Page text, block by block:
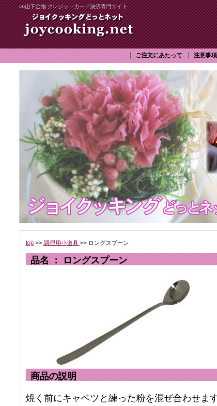
㈱山下金物 クレジットカード決済専門サイト
ご注文にあたって 注意事項
top>> 調理用小道具 >> ロングスプーン
品名 ： ロングスプーン
商品の説明
焼く前にキャベツと練った粉を混ぜ合わせま